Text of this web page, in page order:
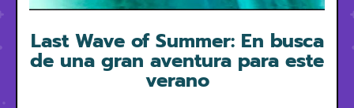
Last Wave of Summer: En busca
de una gran aventura para este
verano